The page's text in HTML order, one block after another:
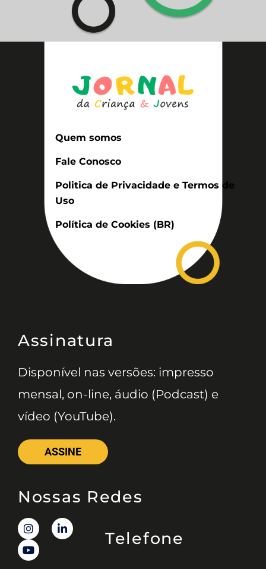
Quem somos
Fale Conosco
Politica de Privacidade e Termos de
Uso
Política de Cookies (BR)
Assinatura
Disponível nas versões: impresso
mensal, on-line, áudio (Podcast) e
vídeo (YouTube).
ASSINE
Nossas Redes
Telefone